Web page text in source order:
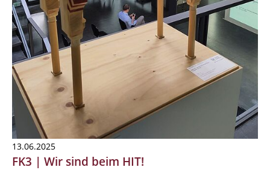
13.06.2025
FK3 | Wir sind beim HIT!